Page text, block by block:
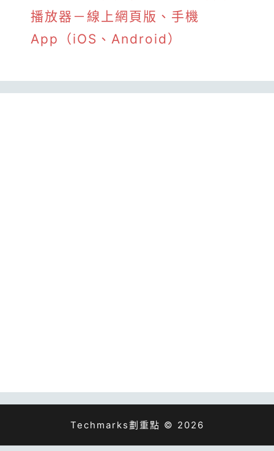
播放器－線上網頁版、手機
App（iOS、Android）
Techmarks劃重點 © 2026